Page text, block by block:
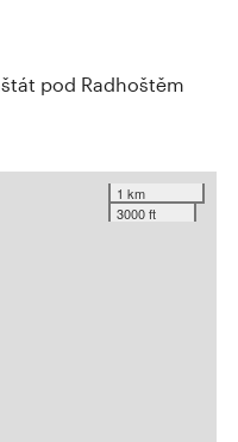
pod Radhoštěm
1 km
3000 ft